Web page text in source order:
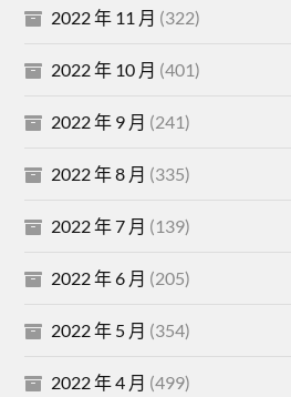
2022 年 11 月 (322)
2022 年 10 月 (401)
2022 年 9 月 (241)
2022 年 8 月 (335)
2022 年 7 月 (139)
2022 年 6 月 (205)
2022 年 5 月 (354)
2022 年 4 月 (499)